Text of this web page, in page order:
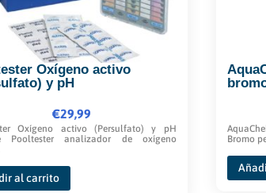
Oxígeno activo
y pH
€29,99
Oxígeno activo (Persulfato) y pH
Pooltester analizador de oxígeno
al carrito
Bromo